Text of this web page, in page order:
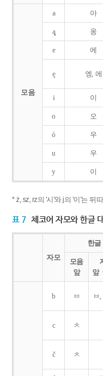
모음
a 아
ą̨ 옹
e 에
ę 엥, 에
i 이
o 오
ó 우
u 우
y 이
* ż, sz, rz의 '시'와 j의 '이'는 뒤
표 7 체코어 자모와 한글
자모
한글
모음
앞
앞
b ㅂ ㅂ
c ㅊ
č ㅊ